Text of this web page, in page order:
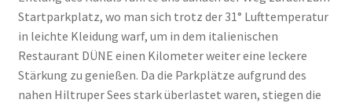
Startparkplatz, wo man sich trotz der 31° Lufttemperatur
in leichte Kleidung warf, um in dem italienischen
Restaurant DÜNE einen Kilometer weiter eine leckere
Stärkung zu genießen. Da die Parkplätze aufgrund des
nahen Hiltruper Sees stark überlastet waren, stiegen die